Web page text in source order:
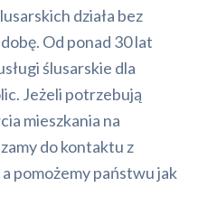
działa bez
Od ponad 30 lat
ślusarskie dla
Jeżeli potrzebują
mieszkania na
do kontaktu z
pomożemy państwu jak